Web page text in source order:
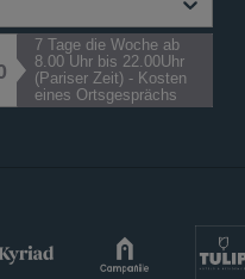
7 Tage die Woche ab
8.00 Uhr bis 22.00Uhr
(Pariser Zeit) - Kosten
eines Ortsgesprächs